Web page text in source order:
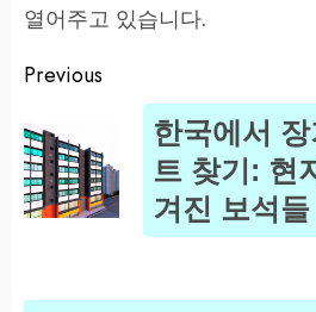
열어주고 있습니다.
Post
navigation
Previous
한국에서
트 찾기: 현
겨진 보석들